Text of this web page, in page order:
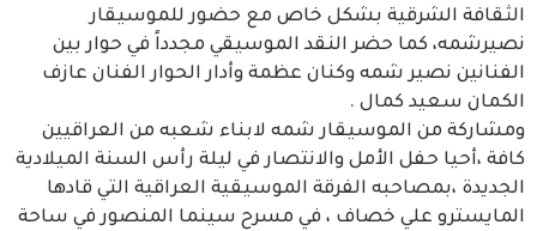
الثقافة الشرقية بشكل خاص مع حضور للموسيقار
نصيرشمه، كما حضر النقد الموسيقي مجدداً في حوار بين
الفنانين نصير شمه وكنان عظمة وأدار الحوار الفنان عازف
الكمان سعيد كمال .
ومشاركة من الموسيقار شمه لابناء شعبه من العراقيين
كافة ،أحيا حفل الأمل والانتصار في ليلة رأس السنة الميلادية
الجديدة ،بمصاحبه الفرقة الموسيقية العراقية التي قادها
المايسترو علي خصاف ، في مسرح سينما المنصور في ساحة